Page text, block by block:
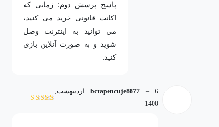
پاسخ پرسش دوم: زمانی که
اکانت قانونی خرید می کنید،
می توانید به اینترنت وصل
شوید و به صورت آنلاین بازی
کنید.
bctapencuje8877 –
6 اردیبهشت,
1400